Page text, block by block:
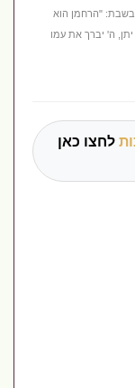
"הרחמן הוא
ה' יברך את עמו
לחצו כאן